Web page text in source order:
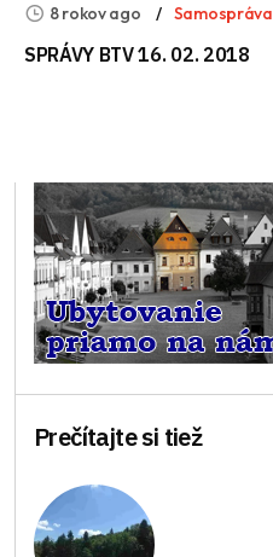
8 rokov ago Samospráva
SPRÁVY BTV 16. 02. 2018
Prečítajte si tiež